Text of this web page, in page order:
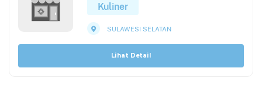
Kuliner
SULAWESI SELATAN
Lihat Detail